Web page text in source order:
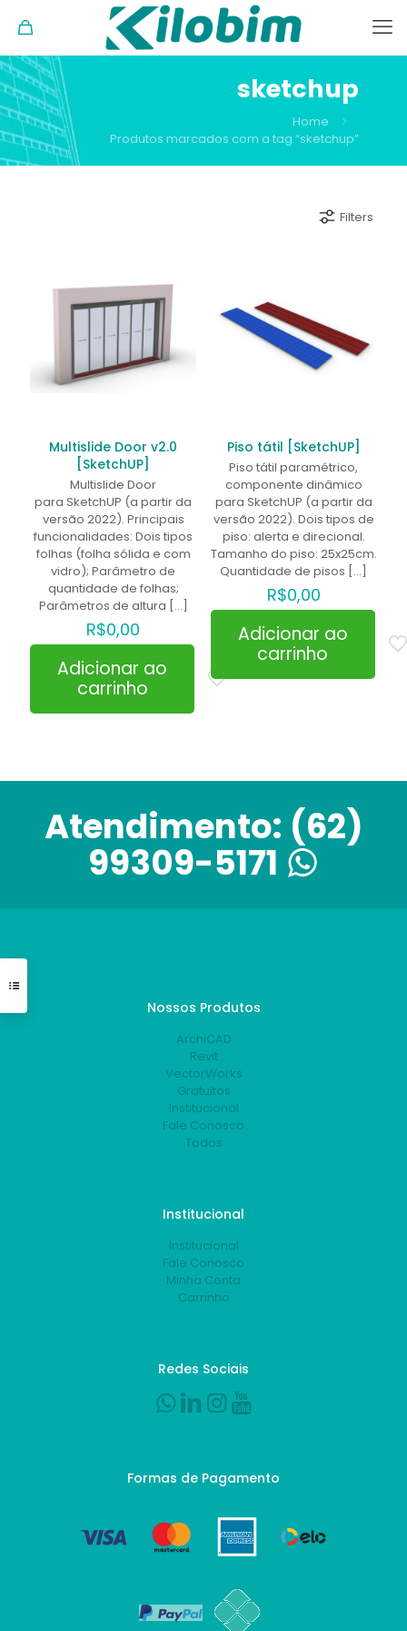
sketchup
Home
Produtos marcados com a tag “sketchup”
Filters
Multislide Door v2.0
[SketchUP]
Multislide Door
para SketchUP (a partir da
versão 2022). Principais
funcionalidades: Dois tipos
folhas (folha sólida e com
vidro); Parâmetro de
quantidade de folhas;
Parâmetros de altura […]
R$0,00
Adicionar ao
carrinho
Piso tátil [SketchUP]
Piso tátil paramétrico,
componente dinâmico
para SketchUP (a partir da
versão 2022). Dois tipos de
piso: alerta e direcional.
Tamanho do piso: 25x25cm.
Quantidade de pisos […]
R$0,00
Adicionar ao
carrinho
Atendimento: (62)
99309-5171
Nossos Produtos
ArchiCAD
Revit
VectorWorks
Gratuitos
Institucional
Fale Conosco
Todos
Institucional
Institucional
Fale Conosco
Minha Conta
Carrinho
Redes Sociais
Formas de Pagamento